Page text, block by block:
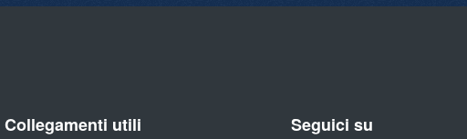
Collegamenti utili Seguici su